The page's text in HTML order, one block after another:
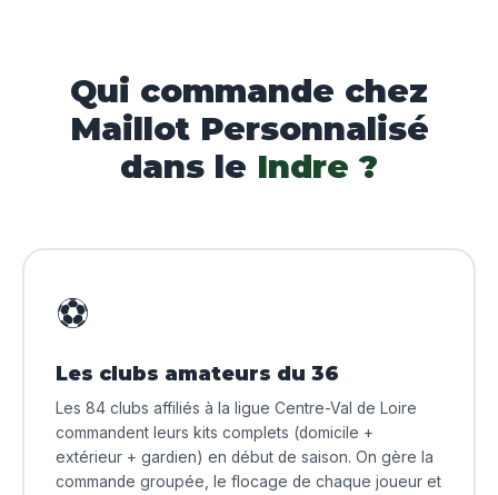
Qui commande chez
Maillot Personnalisé
dans le Indre ?
⚽
Les clubs amateurs du 36
Les 84 clubs affiliés à la ligue Centre-Val de Loire
commandent leurs kits complets (domicile +
extérieur + gardien) en début de saison. On gère la
commande groupée, le flocage de chaque joueur et